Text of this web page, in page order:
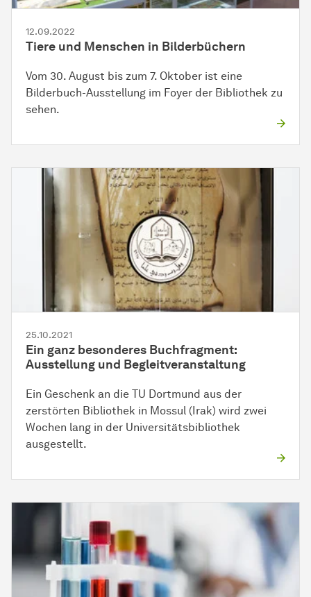
12.09.2022
Tiere und Menschen in Bilderbüchern
Vom 30. August bis zum 7. Oktober ist eine
Bilderbuch-Ausstellung im Foyer der Bibliothek zu
sehen.
25.10.2021
Ein ganz besonderes Buchfragment:
Ausstellung und Begleitveranstaltung
Ein Geschenk an die TU Dortmund aus der
zerstörten Bibliothek in Mossul (Irak) wird zwei
Wochen lang in der Universitätsbibliothek
ausgestellt.